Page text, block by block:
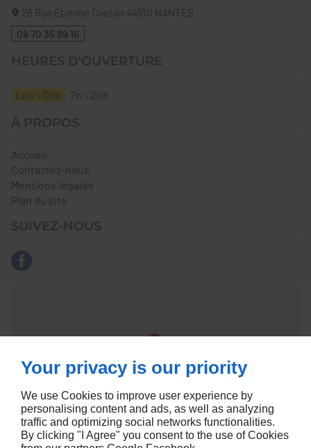
26 Rue Etienne Coutan 44100 NANTES
09 70 35 89 16
Lun - Dim 7h - 20h
Accueil
Contactez-nous
Mentions légales
Plan du site
Your privacy is our priority
We use Cookies to improve user experience by
personalising content and ads, as well as analyzing
traffic and optimizing social networks functionalities.
By clicking "I Agree" you consent to the use of Cookies